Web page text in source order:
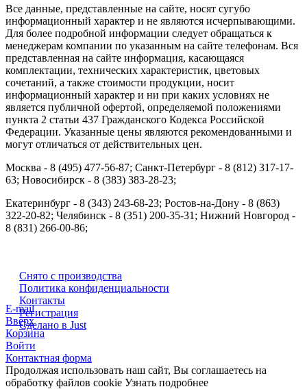
Все данные, представленные на сайте, носят сугубо
информационный характер и не являются исчерпывающими.
Для более подробной информации следует обращаться к
менеджерам компании по указанным на сайте телефонам. Вся
представленная на сайте информация, касающаяся
комплектации, технических характеристик, цветовых
сочетаний, а также стоимости продукции, носит
информационный характер и ни при каких условиях не
является публичной офертой, определяемой положениями
пункта 2 статьи 437 Гражданского Кодекса Российской
Федерации. Указанные цены являются рекомендованными и
могут отличаться от действительных цен.
Москва - 8 (495) 477-56-87; Санкт-Петербург - 8 (812) 317-17-
63; Новосибирск - 8 (383) 383-28-23;
Екатеринбург - 8 (343) 243-68-23; Ростов-на-Дону - 8 (863)
322-20-82; Челябинск - 8 (351) 200-35-31; Нижний Новгород -
8 (831) 266-00-86;
Снято с производства
Политика конфиденциальности
Контакты
Регистрация
Сделано в Just
E-mail
Вверх
Корзина
Войти
Контактная форма
Продолжая использовать наш сайт, Вы соглашаетесь на
обработку файлов cookie Узнать подробнее